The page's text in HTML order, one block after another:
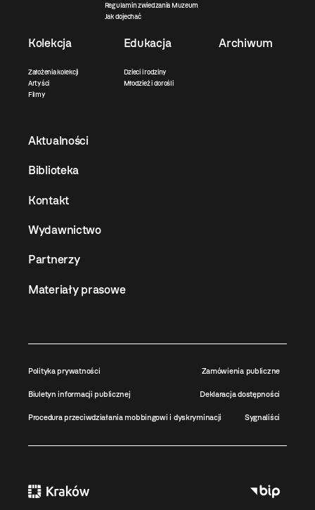
Regulamin zwiedzania Muzeum
Jak dojechać
Kolekcja
Założenia kolekcji
Artyści
Filmy
Edukacja
Dzieci i rodziny
Młodzież i dorośli
Archiwum
Aktualności
Biblioteka
Kontakt
Wydawnictwo
Partnerzy
Materiały prasowe
Polityka prywatności Zamówienia publiczne
Biuletyn informacji publicznej Deklaracja dostępności
Procedura przeciwdziałania mobbingowi i dyskryminacji Sygnaliści